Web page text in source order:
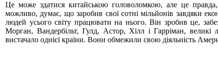
Це може здатися китайською головоломкою, але це
можливо, думає, що заробив свої сотні мільйонів завдяки
людей усього світу працювати на нього. Він зробив це,
Морган, Вандербільт, Гулд, Астор, Хілл і Гарріман,
вистачало однієї країни. Вони обмежили свою діяльність